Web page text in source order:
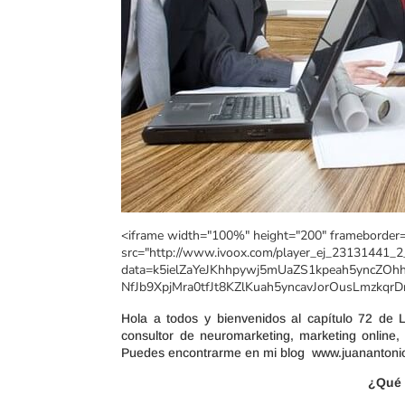
<iframe width="100%" height="200"
src="http://www.ivoox.com/
Hola a todos y bienvenidos al capítulo 72 de
consultor de neuromarketing, marketing
Puedes encontrarme en mi blog
¿Qué